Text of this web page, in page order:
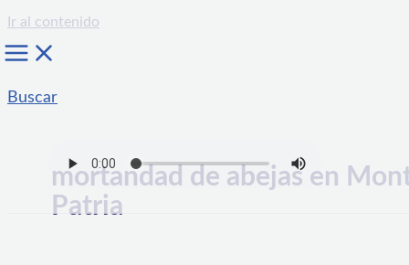
Ir al contenido
Buscar
mortandad de abejas en
Patria